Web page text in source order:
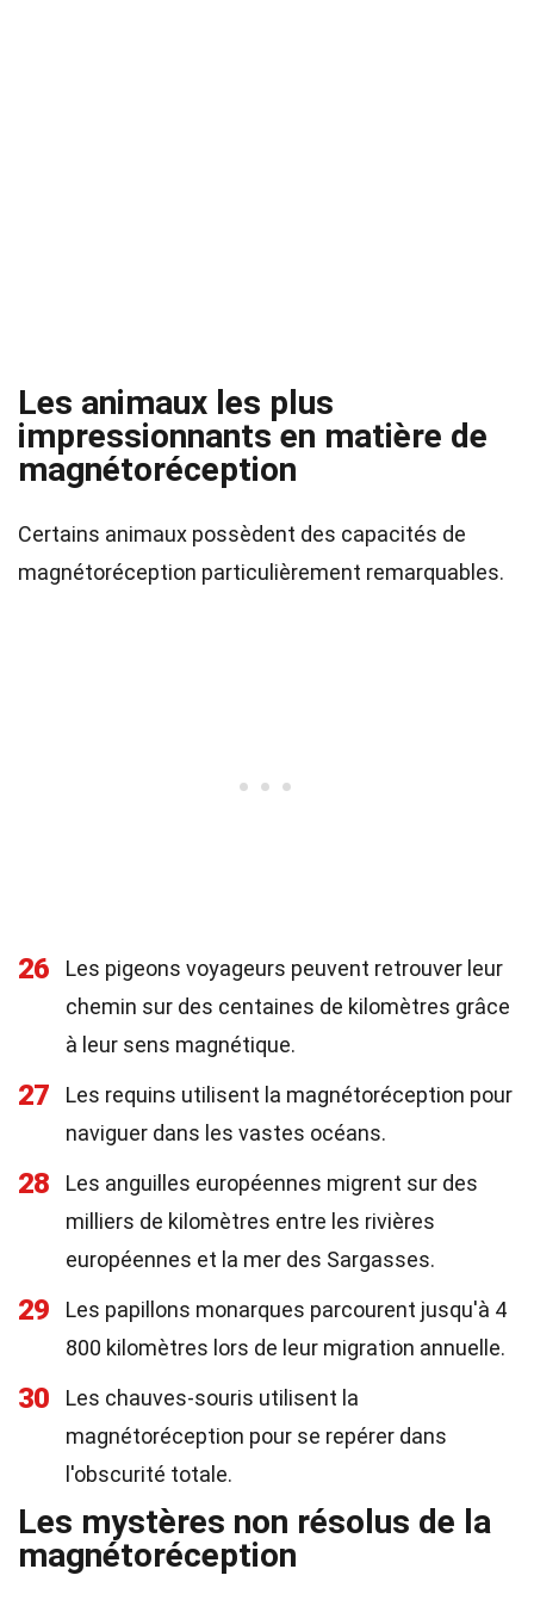
Les animaux les plus
impressionnants en matière de
magnétoréception
Certains animaux possèdent des capacités de
magnétoréception particulièrement remarquables.
26
Les pigeons voyageurs peuvent retrouver leur
chemin sur des centaines de kilomètres grâce
à leur sens magnétique.
27
Les requins utilisent la magnétoréception pour
naviguer dans les vastes océans.
28
Les anguilles européennes migrent sur des
milliers de kilomètres entre les rivières
européennes et la mer des Sargasses.
29
Les papillons monarques parcourent jusqu'à 4
800 kilomètres lors de leur migration annuelle.
30
Les chauves-souris utilisent la
magnétoréception pour se repérer dans
l'obscurité totale.
Les mystères non résolus de la
magnétoréception